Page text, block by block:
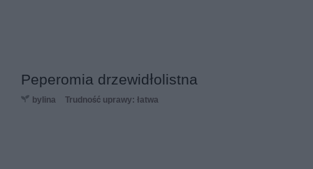
Peperomia drzewidłolistna
bylina Trudność uprawy: łatwa